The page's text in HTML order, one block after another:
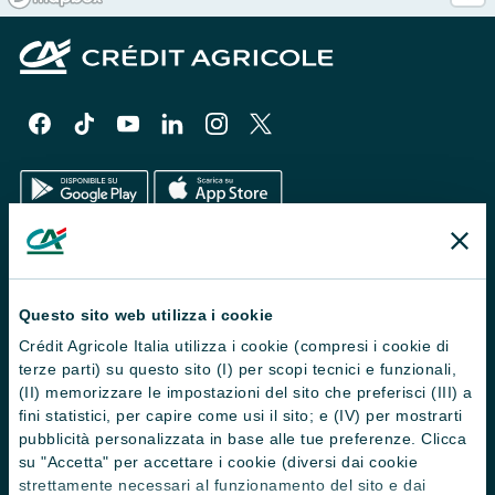
Questo sito web utilizza i cookie
Crédit Agricole Italia utilizza i cookie (compresi i cookie di
terze parti) su questo sito (I) per scopi tecnici e funzionali,
(II) memorizzare le impostazioni del sito che preferisci (III) a
fini statistici, per capire come usi il sito; e (IV) per mostrarti
pubblicità personalizzata in base alle tue preferenze. Clicca
su "Accetta" per accettare i cookie (diversi dai cookie
strettamente necessari al funzionamento del sito e dai
Trova filiali
Contattaci
Domande frequenti
Successioni
Servizi e pagamenti digitali